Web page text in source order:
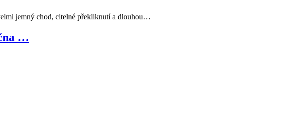
jemný chod, citelné překliknutí a dlouhou…
…